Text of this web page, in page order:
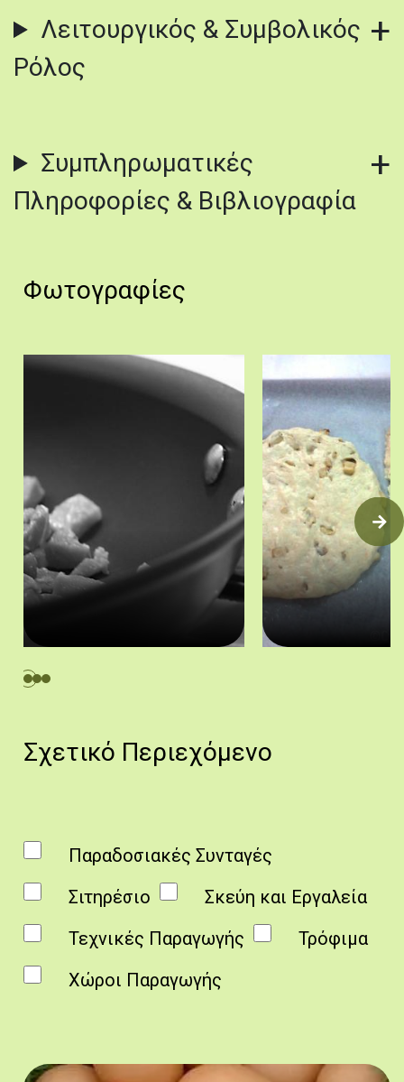
Λειτουργικός & Συμβολικός
Ρόλος
Συμπληρωματικές
Πληροφορίες & Βιβλιογραφία
Φωτογραφίες
Πηγή: mcmrbt, https://goo.gl/32twsN
Σχετικό Περιεχόμενο
Παραδοσιακές Συνταγές
Σιτηρέσιο
Σκεύη και Εργαλεία
Τεχνικές Παραγωγής
Τρόφιμα
Χώροι Παραγωγής